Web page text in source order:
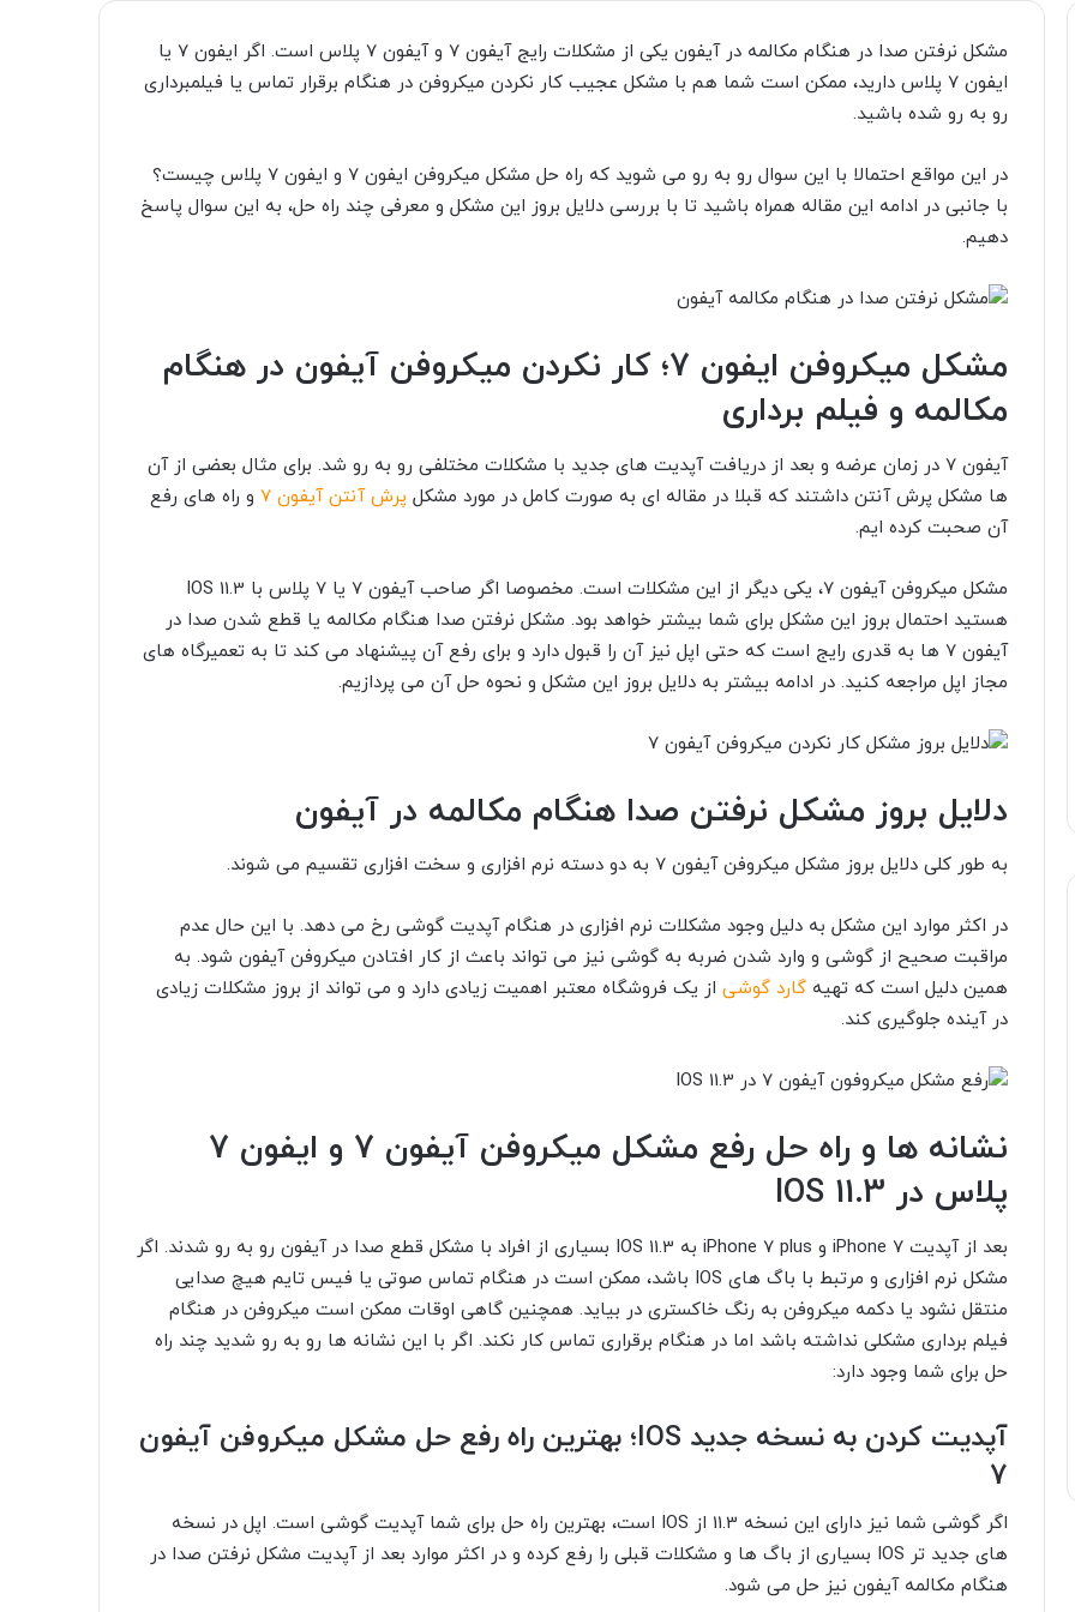
مشکل نرفتن صدا در هنگام مکالمه در آیفون یکی از مشکلات رایج آیفون 7 و آیفون 7 پلاس است. اگر ایفون 7 یا
ایفون 7 پلاس دارید، ممکن است شما هم با مشکل عجیب کار نکردن میکروفن در هنگام برقرار تماس یا فیلمبرداری
رو به رو شده باشید.
در این مواقع احتمالا با این سوال رو به رو می شوید که راه حل مشکل میکروفن ایفون 7 و ایفون 7 پلاس چیست؟
با جانبی در ادامه این مقاله همراه باشید تا با بررسی دلایل بروز این مشکل و معرفی چند راه حل، به این سوال پاسخ
دهیم.
مشکل میکروفن ایفون 7؛ کار نکردن میکروفن آیفون در هنگام
مکالمه و فیلم برداری
آیفون 7 در زمان عرضه و بعد از دریافت آپدیت های جدید با مشکلات مختلفی رو به رو شد. برای مثال بعضی از آن
ها مشکل پرش آنتن داشتند که قبلا در مقاله ای به صورت کامل در مورد مشکل پرش آنتن آیفون 7
و راه های رفع
آن صحبت کرده ایم.
مشکل میکروفن آیفون 7، یکی دیگر از این مشکلات است. مخصوصا اگر صاحب آیفون 7 یا 7 پلاس با IOS 11.3
هستید احتمال بروز این مشکل برای شما بیشتر خواهد بود. مشکل نرفتن صدا هنگام مکالمه یا قطع شدن صدا در
آیفون 7 ها به قدری رایج است که حتی اپل نیز آن را قبول دارد و برای رفع آن پیشنهاد می کند تا به تعمیرگاه های
مجاز اپل مراجعه کنید. در ادامه بیشتر به دلایل بروز این مشکل و نحوه حل آن می پردازیم.
دلایل بروز مشکل نرفتن صدا هنگام مکالمه در آیفون
به طور کلی دلایل بروز مشکل میکروفن آیفون 7 به دو دسته نرم افزاری و سخت افزاری تقسیم می شوند.
در اکثر موارد این مشکل به دلیل وجود مشکلات نرم افزاری در هنگام آپدیت گوشی رخ می دهد. با این حال عدم
مراقبت صحیح از گوشی و وارد شدن ضربه به گوشی نیز می تواند باعث از کار افتادن میکروفن آیفون شود. به
همین دلیل است که تهیهگارد گوشی از یک فروشگاه معتبر اهمیت زیادی دارد و می تواند از بروز مشکلات زیادی
در آینده جلوگیری کند.
نشانه ها و راه حل رفع مشکل میکروفن آیفون 7 و ایفون 7
پلاس در IOS 11.3
بعد از آپدیت iPhone 7 و iPhone 7 plus به IOS 11.3 بسیاری از افراد با مشکل قطع صدا در آیفون رو به رو شدند. اگر
مشکل نرم افزاری و مرتبط با باگ های IOS باشد، ممکن است در هنگام تماس صوتی یا فیس تایم هیچ صدایی
منتقل نشود یا دکمه میکروفن به رنگ خاکستری در بیاید. همچنین گاهی اوقات ممکن است میکروفن در هنگام
فیلم برداری مشکلی نداشته باشد اما در هنگام برقراری تماس کار نکند. اگر با این نشانه ها رو به رو شدید چند راه
حل برای شما وجود دارد:
آپدیت کردن به نسخه جدید IOS؛ بهترین راه رفع حل مشکل میکروفن آیفون
7
اگر گوشی شما نیز دارای این نسخه 11.3 از IOS است، بهترین راه حل برای شما آپدیت گوشی است. اپل در نسخه
های جدید تر IOS بسیاری از باگ ها و مشکلات قبلی را رفع کرده و در اکثر موارد بعد از آپدیت مشکل نرفتن صدا در
هنگام مکالمه آیفون نیز حل می شود.